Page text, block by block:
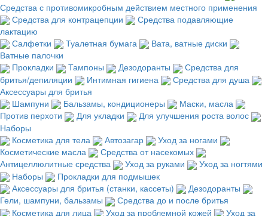
Средства с противомикробным действием местного применения
Средства для контрацепции
Средства подавляющие
лактацию
Салфетки
Туалетная бумага
Вата, ватные диски
Ватные палочки
Прокладки
Тампоны Дезодоранты
Средства для
бритья/депиляции
Интимная гигиена
Средства для душа
Аксессуары для бритья
Шампуни
Бальзамы, кондиционеры
Маски, масла
Против перхоти
Для укладки
Для улучшения роста волос
Наборы
Косметика для тела
Автозагар
Уход за ногами
Косметические масла
Средства от насекомых
Антицеллюлитные средства
Уход за руками
Уход за ногтями
Наборы
Прокладки для подмышек
Аксессуары для бритья (станки, кассеты)
Дезодоранты
Гели, шампуни, бальзамы
Средства до и после бритья
Косметика для лица
Уход за проблемной кожей
Уход за